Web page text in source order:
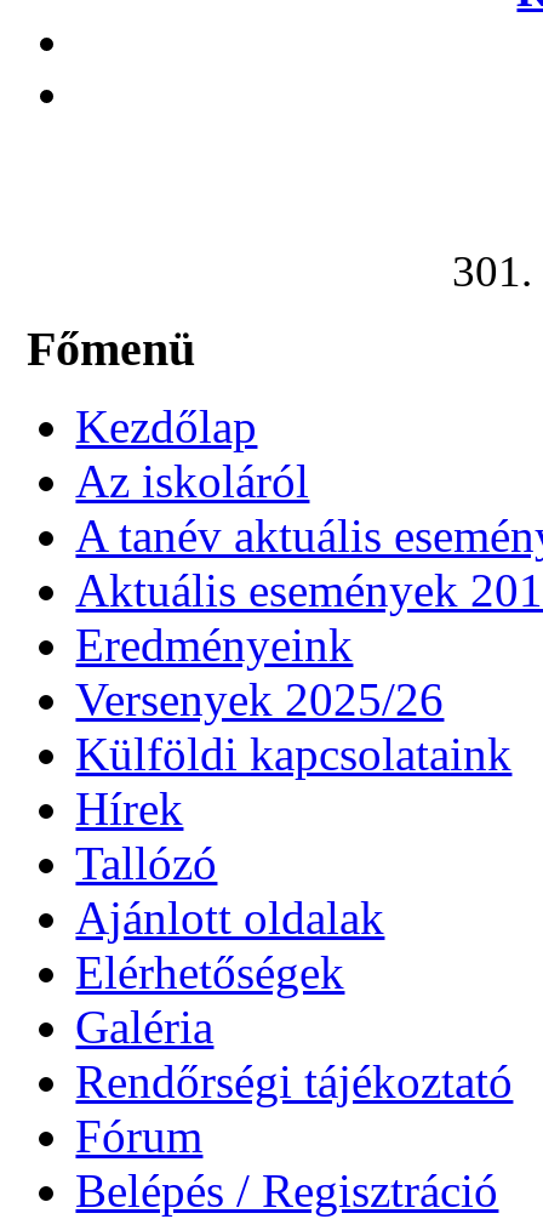
Főmenü
Kezdőlap
Az iskoláról
A tanév aktuális
Aktuális események
Eredményeink
Versenyek 2025/26
Külföldi kapcsolataink
Hírek
Tallózó
Ajánlott oldalak
Elérhetőségek
Galéria
Rendőrségi tájékoztató
Fórum
Belépés / Regisztráció